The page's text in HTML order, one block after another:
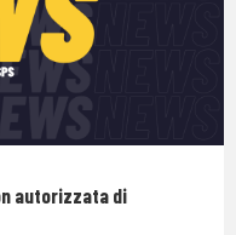
autorizzata di